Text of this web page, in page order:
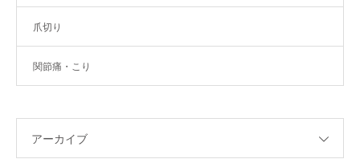
爪切り
関節痛・こり
アーカイブ